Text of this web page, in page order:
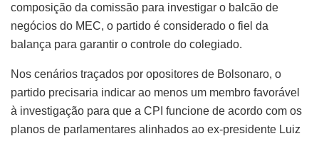
composição da comissão para investigar o balcão de
negócios do MEC, o partido é considerado o fiel da
balança para garantir o controle do colegiado.
Nos cenários traçados por opositores de Bolsonaro, o
partido precisaria indicar ao menos um membro favorável
à investigação para que a CPI funcione de acordo com os
planos de parlamentares alinhados ao ex-presidente Luiz